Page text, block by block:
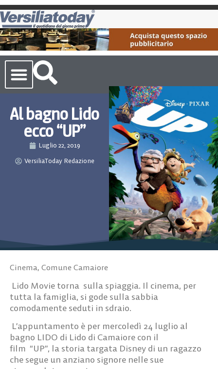
Al bagno Lido
ecco “UP”
Luglio 22, 2019
VersiliaToday Redazione
Cinema, Comune Camaiore
Lido Movie torna sulla spiaggia. Il cinema, per
tutta la famiglia, si gode sulla sabbia
comodamente seduti in sdraio.
L’appuntamento è per mercoledì 24 luglio al
bagno LIDO di Lido di Camaiore con il
film “UP”, la storia targata Disney di un ragazzo
che segue un anziano signore nelle sue